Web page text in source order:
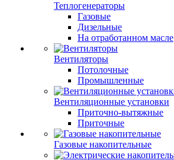
Теплогенераторы
Газовые
Дизельные
На отработанном масле
Вентиляторы
Потолочные
Промышленные
Вентиляционные установки
Приточно-вытяжные
Приточные
Газовые накопительные